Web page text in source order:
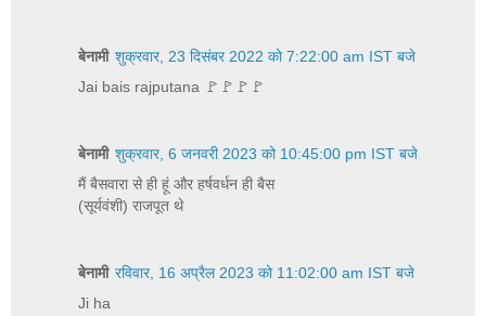
बेनामी शुक्रवार, 23 दिसंबर 2022 को 7:22:00 am IST बजे
Jai bais rajputana 🚩🚩🚩🚩
बेनामी शुक्रवार, 6 जनवरी 2023 को 10:45:00 pm IST बजे
मैं बैसवारा से ही हूं और हर्षवर्धन ही बैस
(सूर्यवंशी) राजपूत थे
बेनामी रविवार, 16 अप्रैल 2023 को 11:02:00 am IST बजे
Ji ha